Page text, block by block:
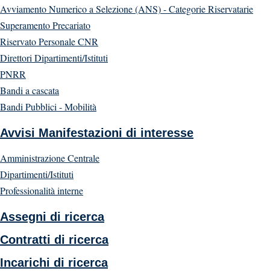
Avviamento Numerico a Selezione (ANS) - Categorie Riservatarie
Superamento Precariato
Riservato Personale CNR
Direttori Dipartimenti/Istituti
PNRR
Bandi a cascata
Bandi Pubblici - Mobilità
Avvisi Manifestazioni di interesse
Amministrazione Centrale
Dipartimenti/Istituti
Professionalità interne
Assegni di ricerca
Contratti di ricerca
Incarichi di ricerca